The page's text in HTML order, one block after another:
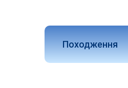
Походження